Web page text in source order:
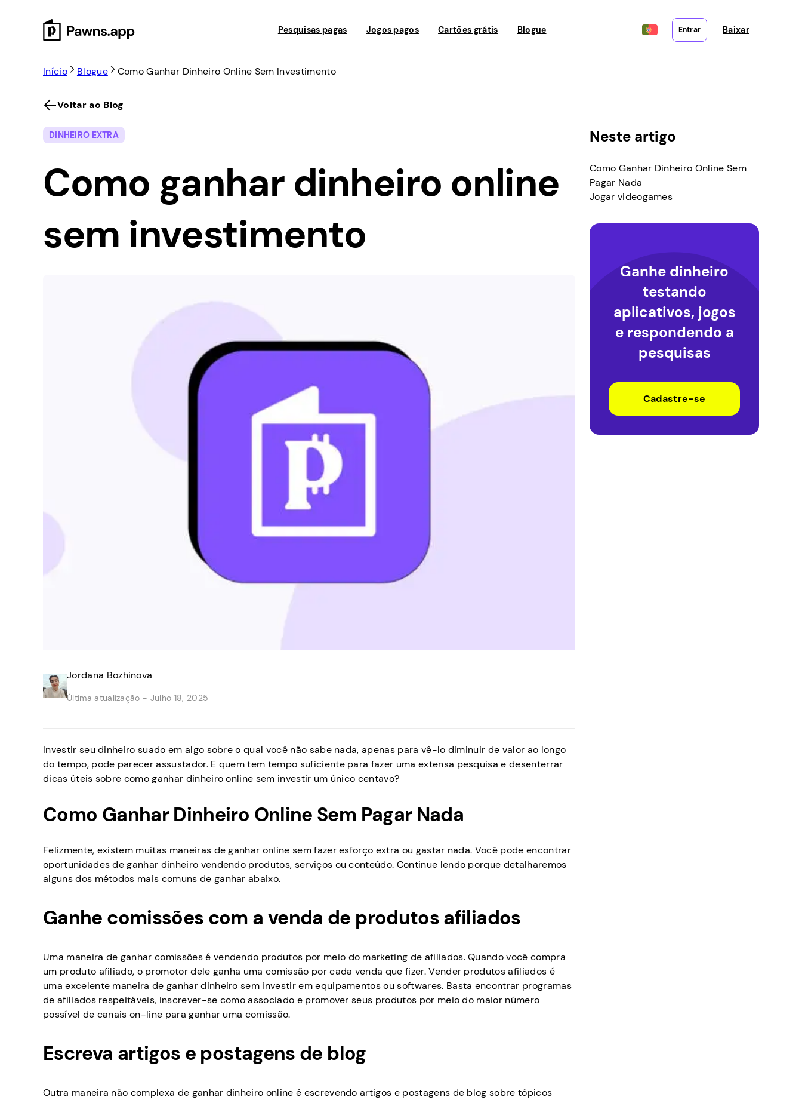
Pesquisas pagas Jogos pagos Cartões grátis Blogue Entrar Baixar
Início Blogue Como Ganhar Dinheiro Online Sem Investimento
Voltar ao Blog
DINHEIRO EXTRA
Como ganhar dinheiro online
sem investimento
Jordana Bozhinova
Última atualização - Julho 18, 2025
Investir seu dinheiro suado em algo sobre o qual você não sabe nada, apenas para vê-lo diminuir de valor ao longo
do tempo, pode parecer assustador. E quem tem tempo suficiente para fazer uma extensa pesquisa e desenterrar
dicas úteis sobre como ganhar dinheiro online sem investir um único centavo?
Como Ganhar Dinheiro Online Sem Pagar Nada
Felizmente, existem muitas maneiras de ganhar online sem fazer esforço extra ou gastar nada. Você pode encontrar
oportunidades de ganhar dinheiro vendendo produtos, serviços ou conteúdo. Continue lendo porque detalharemos
alguns dos métodos mais comuns de ganhar abaixo.
Ganhe comissões com a venda de produtos afiliados
Uma maneira de ganhar comissões é vendendo produtos por meio do marketing de afiliados. Quando você compra
um produto afiliado, o promotor dele ganha uma comissão por cada venda que fizer. Vender produtos afiliados é
uma excelente maneira de ganhar dinheiro sem investir em equipamentos ou softwares. Basta encontrar programas
de afiliados respeitáveis, inscrever-se como associado e promover seus produtos por meio do maior número
possível de canais on-line para ganhar uma comissão.
Escreva artigos e postagens de blog
Outra maneira não complexa de ganhar dinheiro online é escrevendo artigos e postagens de blog sobre tópicos
Neste artigo
Como Ganhar Dinheiro Online Sem
Pagar Nada
Jogar videogames
Ganhe dinheiro
testando
aplicativos, jogos
e respondendo a
pesquisas
Cadastre-se